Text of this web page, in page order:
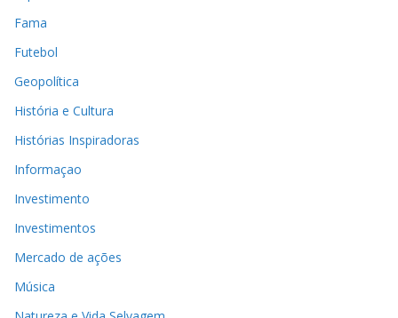
Fama
Futebol
Geopolítica
História e Cultura
Histórias Inspiradoras
Informaçao
Investimento
Investimentos
Mercado de ações
Música